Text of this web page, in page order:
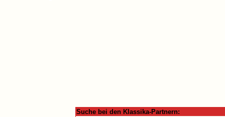
Suche bei den Klassika-Partnern: